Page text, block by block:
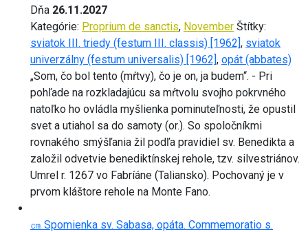
Dňa 26.11.2027
Kategórie: Proprium de sanctis, November Štítky:
sviatok III. triedy (festum III. classis) [1962], sviatok
univerzálny (festum universalis) [1962], opát (abbates)
„Som, čo bol tento (mŕtvy), čo je on, ja budem“. - Pri
pohľade na rozkladajúcu sa mŕtvolu svojho pokrvného
natoľko ho ovládla myšlienka pominuteľnosti, že opustil
svet a utiahol sa do samoty (or.). So spoločníkmi
rovnakého smýšľania žil podľa pravidiel sv. Benedikta a
založil odvetvie benediktínskej rehole, tzv. silvestriánov.
Umrel r. 1267 vo Fabríáne (Taliansko). Pochovaný je v
prvom kláštore rehole na Monte Fano.
㎝ Spomienka sv. Sabasa, opáta. Commemoratio s.